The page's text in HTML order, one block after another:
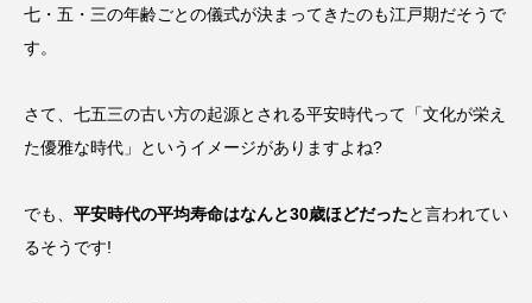
七・五・三の年齢ごとの儀式が決まってきたのも江戸期だそうで
す。
さて、七五三の古い方の起源とされる平安時代って「文化が栄え
た優雅な時代」というイメージがありますよね?
でも、 平安時代の平均寿命はなんと30歳ほどだったと言われてい
るそうです!